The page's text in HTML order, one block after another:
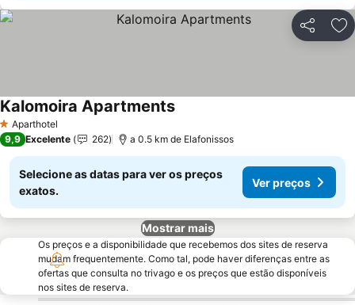
Partilhar
1 Estrelas
Aparthotel
Kalomoira ApartmentsVer preços
9,9 Excelente 262 a 0.5 km de Elafonissos
Selecione as datas para ver os preços
exatos.
Ver preços
Mostrar mais
Os preços e a disponibilidade que recebemos dos sites de reserva
mudam frequentemente. Como tal, pode haver diferenças entre as
ofertas que consulta no trivago e os preços que estão disponíveis
nos sites de reserva.